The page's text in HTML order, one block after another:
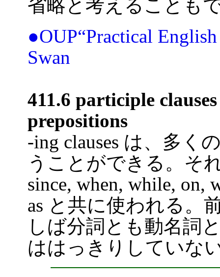
省略と考えることも
●OUP“Practical
Swan
411.6 participle
prepositions
-ing clauses は、多く
うことができる。そ
since, when, while, on,
as と共に使われる。
しば分詞とも動名詞
ははっきりしていな